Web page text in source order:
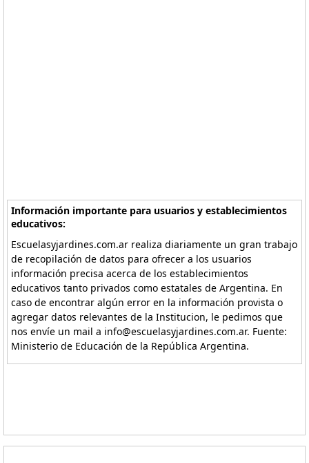
Información importante para usuarios y establecimientos
educativos:
Escuelasyjardines.com.ar realiza diariamente un gran trabajo
de recopilación de datos para ofrecer a los usuarios
información precisa acerca de los establecimientos
educativos tanto privados como estatales de Argentina. En
caso de encontrar algún error en la información provista o
agregar datos relevantes de la Institucion, le pedimos que
nos envíe un mail a info@escuelasyjardines.com.ar. Fuente:
Ministerio de Educación de la República Argentina.